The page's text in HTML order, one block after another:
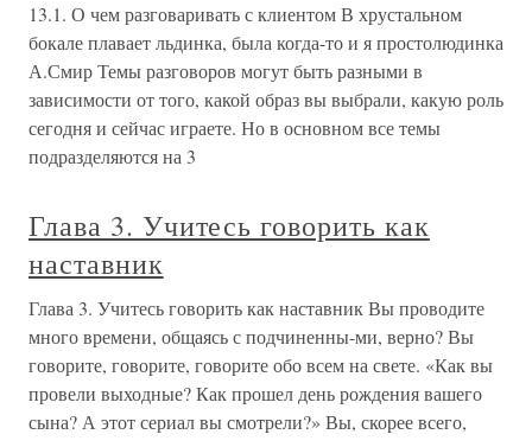
13.1. О чем разговаривать с клиентом В хрустальном
бокале плавает льдинка, была когда-то и я простолюдинка
А.Смир Темы разговоров могут быть разными в
зависимости от того, какой образ вы выбрали, какую роль
сегодня и сейчас играете. Но в основном все темы
подразделяются на 3
Глава 3. Учитесь говорить как
наставник
Глава 3. Учитесь говорить как наставник Вы проводите
много времени, общаясь с подчиненны-ми, верно? Вы
говорите, говорите, говорите обо всем на свете. «Как вы
провели выходные? Как прошел день рождения вашего
сына? А этот сериал вы смотрели?» Вы, скорее всего,